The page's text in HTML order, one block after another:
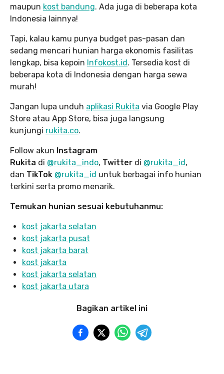
maupun kost bandung. Ada juga di beberapa kota
Indonesia lainnya!
Tapi, kalau kamu punya budget pas-pasan dan
sedang mencari hunian harga ekonomis fasilitas
lengkap, bisa kepoin Infokost.id. Tersedia kost di
beberapa kota di Indonesia dengan harga sewa
murah!
Jangan lupa unduh aplikasi Rukita via Google Play
Store atau App Store, bisa juga langsung
kunjungi rukita.co.
Follow akun Instagram
Rukita di @rukita_indo, Twitter di @rukita_id,
dan TikTok @rukita_id untuk berbagai info hunian
terkini serta promo menarik.
Temukan hunian sesuai kebutuhanmu:
kost jakarta selatan
kost jakarta pusat
kost jakarta barat
kost jakarta
kost jakarta selatan
kost jakarta utara
Bagikan artikel ini